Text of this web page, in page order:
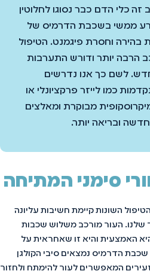
כלי הדם כבר נסוגו לחלוטין
ממשי בשכבת הדרמיס של
בהירה וחסרת פיגמנט. הטיפול
הרבה יותר ודורש התערבות
לשם כך אנו נדרשים
כמו לייזר פרקציונלי או
מבוקרת ומאלצים
ובריאה יותר.
סימני המתיחה
השונות קיימת חשיבות עליונה
שלנו. העור מורכב משלוש שכבות
האמצעית והיא זו שאחראית על
הדרמיס נמצאים סיבי הקולגן
המאפשרים לעור להימתח ולחזור